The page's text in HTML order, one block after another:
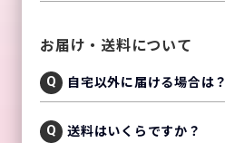
お届け・送料について
自宅以外に届ける場合は？
送料はいくらですか？